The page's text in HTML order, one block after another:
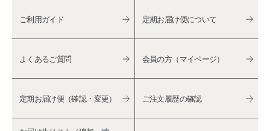
ご利用ガイド 定期お届け便について
よくあるご質問 会員の方（マイページ）
定期お届け便（確認・変更） ご注文履歴の確認